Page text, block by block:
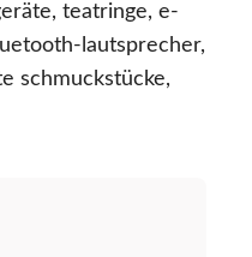
teatringe, e-
lautsprecher,
schmuckstücke,